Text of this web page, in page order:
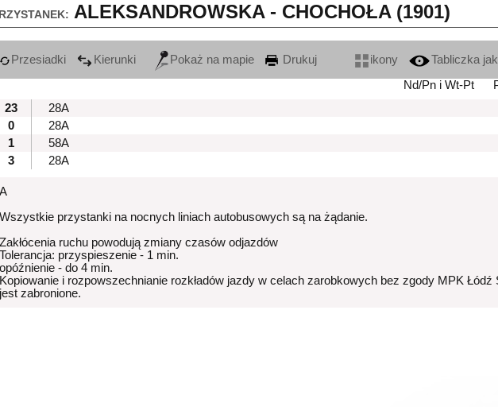
ALEKSANDROWSKA - CHOCHOŁA (1901)
Przesiadki Kierunki Pokaż na mapie Drukuj ikony
Tabliczka
Nd/Pn i Wt-Pt
23
28A
0
28A
1
58A
3
28A
A
Wszystkie przystanki na nocnych liniach autobusowych są na żądanie.
Zakłócenia ruchu powodują zmiany czasów odjazdów
Tolerancja: przyspieszenie - 1 min.
opóźnienie - do 4 min.
Kopiowanie i rozpowszechnianie rozkładów jazdy w celach zarobkowych bez zgody MPK Łódź
jest zabronione.